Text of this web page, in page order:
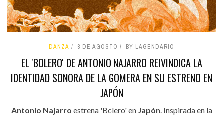
DANZA 8 DE AGOSTO BY LAGENDARIO
EL 'BOLERO' DE ANTONIO NAJARRO REIVINDICA LA
IDENTIDAD SONORA DE LA GOMERA EN SU ESTRENO EN
JAPÓN
Antonio Najarro estrena 'Bolero' en Japón . Inspirada en la